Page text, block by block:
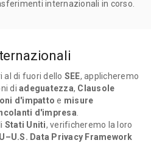
internazionali in corso.
al di fuori dello SEE, applicheremo
di adeguatezza, Clausole
d'impatto e misure
d'impresa
Stati Uniti, verificheremo la loro
Data Privacy Framework